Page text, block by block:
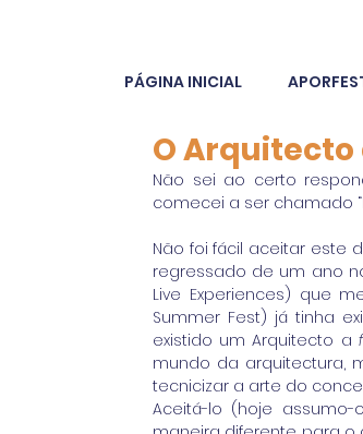
PÁGINA INICIAL
O
Não sei ao certo
comecei a ser chamado
Não foi fácil aceitar este
regressado de um ano
Live Experiences) que
Summer Fest) já tinha
existido um Arquitecto a
mundo da arquitectura,
tecnicizar a arte do
Aceitá-lo (hoje